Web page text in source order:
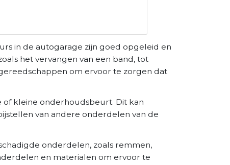
in de autogarage zijn goed opgeleid en
het vervangen van een band, tot
om ervoor te zorgen dat
of kleine onderhoudsbeurt. Dit kan
van andere onderdelen van de
onderdelen, zoals remmen,
en materialen om ervoor te